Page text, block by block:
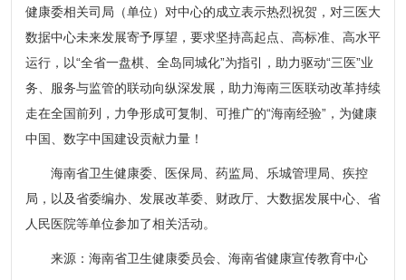
健康委相关司局（单位）对中心的成立表示热烈祝贺，对三医大
数据中心未来发展寄予厚望，要求坚持高起点、高标准、高水平
运行，以“全省一盘棋、全岛同城化”为指引，助力驱动“三医”业
务、服务与监管的联动向纵深发展，助力海南三医联动改革持续
走在全国前列，力争形成可复制、可推广的“海南经验”，为健康
中国、数字中国建设贡献力量！
海南省卫生健康委、医保局、药监局、乐城管理局、疾控
局，以及省委编办、发展改革委、财政厅、大数据发展中心、省
人民医院等单位参加了相关活动。
来源：海南省卫生健康委员会、海南省健康宣传教育中心